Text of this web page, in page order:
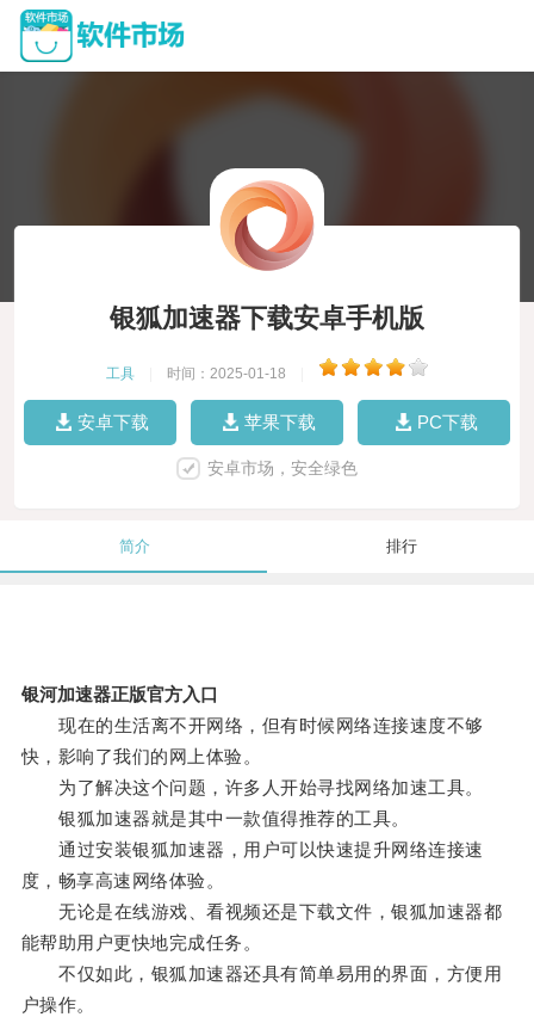
银狐加速器下载安卓手机版
工具 时间：2025-01-18
安卓下载 苹果下载 PC下载
安卓市场，安全绿色
简介 排行
银河加速器正版官方入口
现在的生活离不开网络，但有时候网络连接速度不够
快，影响了我们的网上体验。
为了解决这个问题，许多人开始寻找网络加速工具。
银狐加速器就是其中一款值得推荐的工具。
通过安装银狐加速器，用户可以快速提升网络连接速
度，畅享高速网络体验。
无论是在线游戏、看视频还是下载文件，银狐加速器都
能帮助用户更快地完成任务。
不仅如此，银狐加速器还具有简单易用的界面，方便用
户操作。